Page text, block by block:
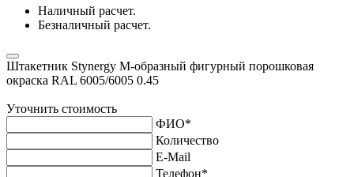
Наличный расчет.
Безналичный расчет.
Штакетник Stynergy М-образный фигурный порошковая
окраска RAL 6005/6005 0.45
Уточнить стоимость
ФИО*
Количество
E-Mail
Телефон*